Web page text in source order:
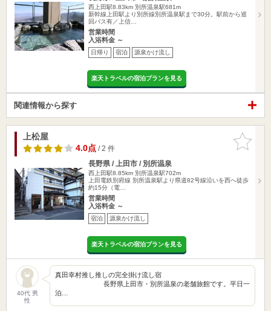
西上田駅8.83km 別所温泉駅681m
新幹線上田駅より別所線別所温泉駅まで30分。駅前から巡
回バス有／上信…
営業時間
入浴料金 ～
日帰り 宿泊 源泉かけ流し
楽天トラベルの宿泊プランを見る
関連情報から探す
お気に入
りに追加
上松屋
4.0点/ 2 件
長野県 / 上田市 / 別所温泉
西上田駅8.85km 別所温泉駅702m
上田電鉄別府線 別所温泉駅より県道82号線沿いを西へ徒歩
約15分（電…
営業時間
入浴料金 ～
宿泊 源泉かけ流し
楽天トラベルの宿泊プランを見る
40代 男
性
真田幸村推し推しの完全掛け流し宿
長野県上田市・別所温泉の老舗旅館です。平日一
泊…